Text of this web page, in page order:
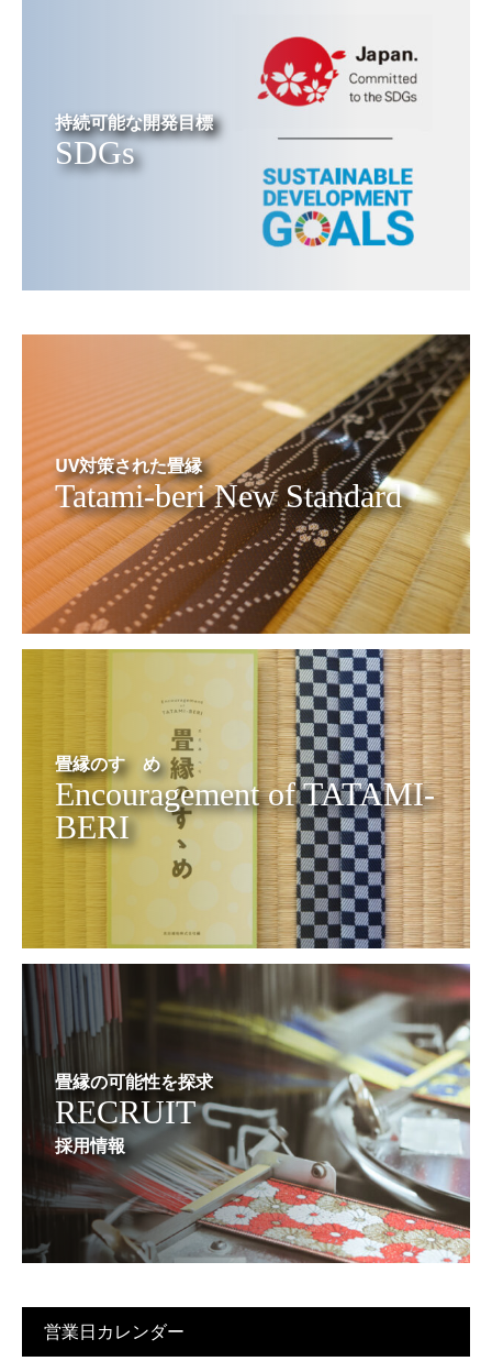
持続可能な開発目標
SDGs
UV対策された畳縁
Tatami-beri New Standard
畳縁のすゝめ
Encouragement of TATAMI-
BERI
畳縁の可能性を探求
RECRUIT
採用情報
営業日カレンダー